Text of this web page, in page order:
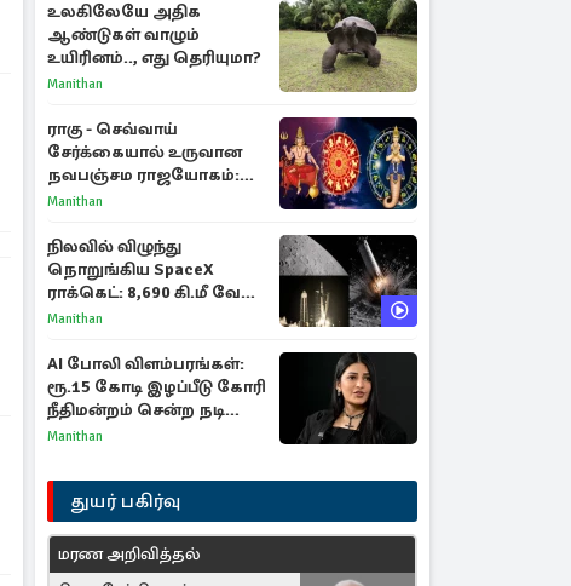
உலகிலேயே அதிக
ஆண்டுகள் வாழும்
உயிரினம்.., எது தெரியுமா?
Manithan
ராகு - செவ்வாய்
சேர்க்கையால் உருவான
நவபஞ்சம ராஜயோகம்:
அதிர்ஷ்டம் பெறும் 3
Manithan
நிலவில் விழுந்து
நொறுங்கிய SpaceX
ராக்கெட்: 8,690 கி.மீ வேக
மோதலால் உருவான புதிய
Manithan
AI போலி விளம்பரங்கள்:
ரூ.15 கோடி இழப்பீடு கோரி
நீதிமன்றம் சென்ற நடிகை
ஸ்ருதி ஹாசன்!
Manithan
துயர் பகிர்வு
மரண அறிவித்தல்